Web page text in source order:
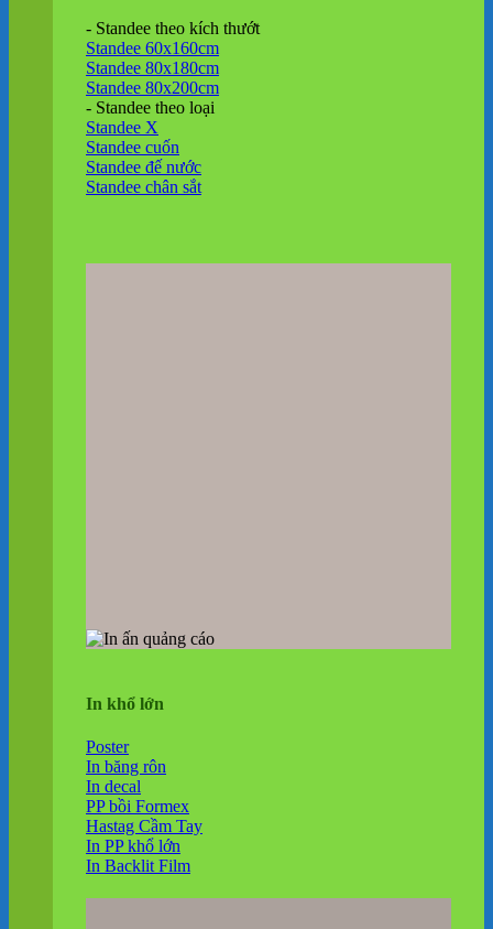
- Standee theo kích thướt
Standee 60x160cm
Standee 80x180cm
Standee 80x200cm
- Standee theo loại
Standee X
Standee cuốn
Standee đế nước
Standee chân sắt
In khổ lớn
Poster
In băng rôn
In decal
PP bồi Formex
Hastag Cầm Tay
In PP khổ lớn
In Backlit Film